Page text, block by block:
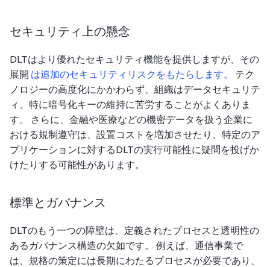
セキュリティ上の懸念
DLTはより優れたセキュリティ機能を提供しますが、その
展開 は追加のセキュリティリスクをもたらします。
テク
ノロジーの高度化にかかわらず、組織はデータセキュリテ
ィ、特に暗号化キーの維持に苦労することがよくありま
す。 さらに、金融や医療などの機密データを扱う企業に
おける規制遵守は、設置コストを増加させたり、特定のア
プリケーションに対するDLTの実行可能性に疑問を投げか
けたりする可能性があります。
標準とガバナンス
DLTのもう一つの障壁は、定義されたプロセスと透明性の
あるガバナンス構造の欠如です。 例えば、通信事業で
は、規格の策定には長期にわたるプロセスが必要であり、